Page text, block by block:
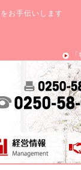
お手伝いします